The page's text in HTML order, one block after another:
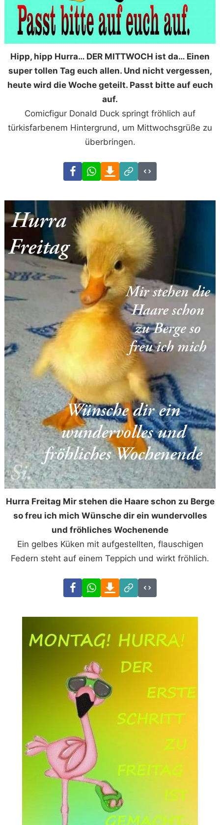
Hipp, hipp Hurra… DER MITTWOCH ist da… Einen
super tollen Tag euch allen. Und nicht vergessen,
heute wird die Woche geteilt. Passt bitte auf euch
auf.
Comicfigur Donald Duck springt fröhlich auf
türkisfarbenem Hintergrund, um Mittwochsgrüße zu
überbringen.
FacebookWhatsAppDownload
Link
Code
Hurra Freitag Mir stehen die Haare schon zu Berge
so freu ich mich Wünsche dir ein wundervolles
und fröhliches Wochenende
Ein gelbes Küken mit aufgestellten, flauschigen
Federn steht auf einem Teppich und wirkt fröhlich.
FacebookWhatsAppDownload
Link
Code